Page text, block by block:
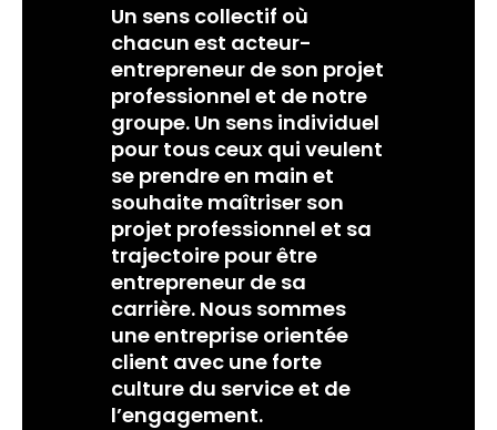
Un sens collectif où
chacun est acteur-
entrepreneur de son projet
professionnel et de notre
groupe. Un sens individuel
pour tous ceux qui veulent
se prendre en main et
souhaite maîtriser son
projet professionnel et sa
trajectoire pour être
entrepreneur de sa
carrière. Nous sommes
une entreprise orientée
client avec une forte
culture du service et de
l’engagement.